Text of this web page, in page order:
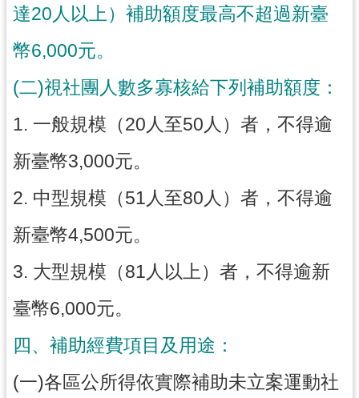
桃
市
府
隱
權
策
網
安
政
府
達20人以上）補助額度最高不超過新臺
幣6,000元。
(二)視社團人數多寡核給下列補助額度：
1. 一般規模（20人至50人）者，不得逾
新臺幣3,000元。
2. 中型規模（51人至80人）者，不得逾
新臺幣4,500元。
3. 大型規模（81人以上）者，不得逾新
臺幣6,000元。
四、補助經費項目及用途：
(一)各區公所得依實際補助未立案運動社